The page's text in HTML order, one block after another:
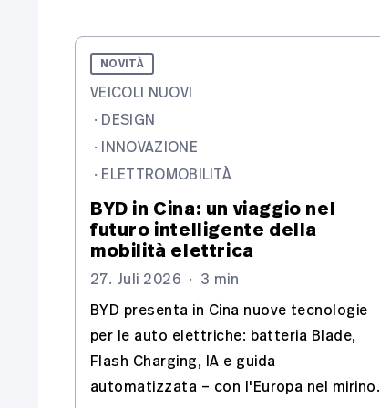
NOVITÀ
VEICOLI NUOVI
· DESIGN
· INNOVAZIONE
· ELETTROMOBILITÀ
BYD in Cina: un viaggio nel
futuro intelligente della
mobilità elettrica
27. Juli 2026 · 3 min
BYD presenta in Cina nuove tecnologie
per le auto elettriche: batteria Blade,
Flash Charging, IA e guida
automatizzata – con l'Europa nel mirino.